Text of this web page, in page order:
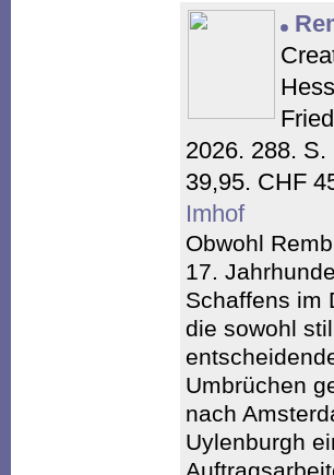
2026. 288.
39,95. CHF
Imhof
Obwohl
17.
Schaffens im
die sowohl
Umbrüchen
nach
Uylenburgh